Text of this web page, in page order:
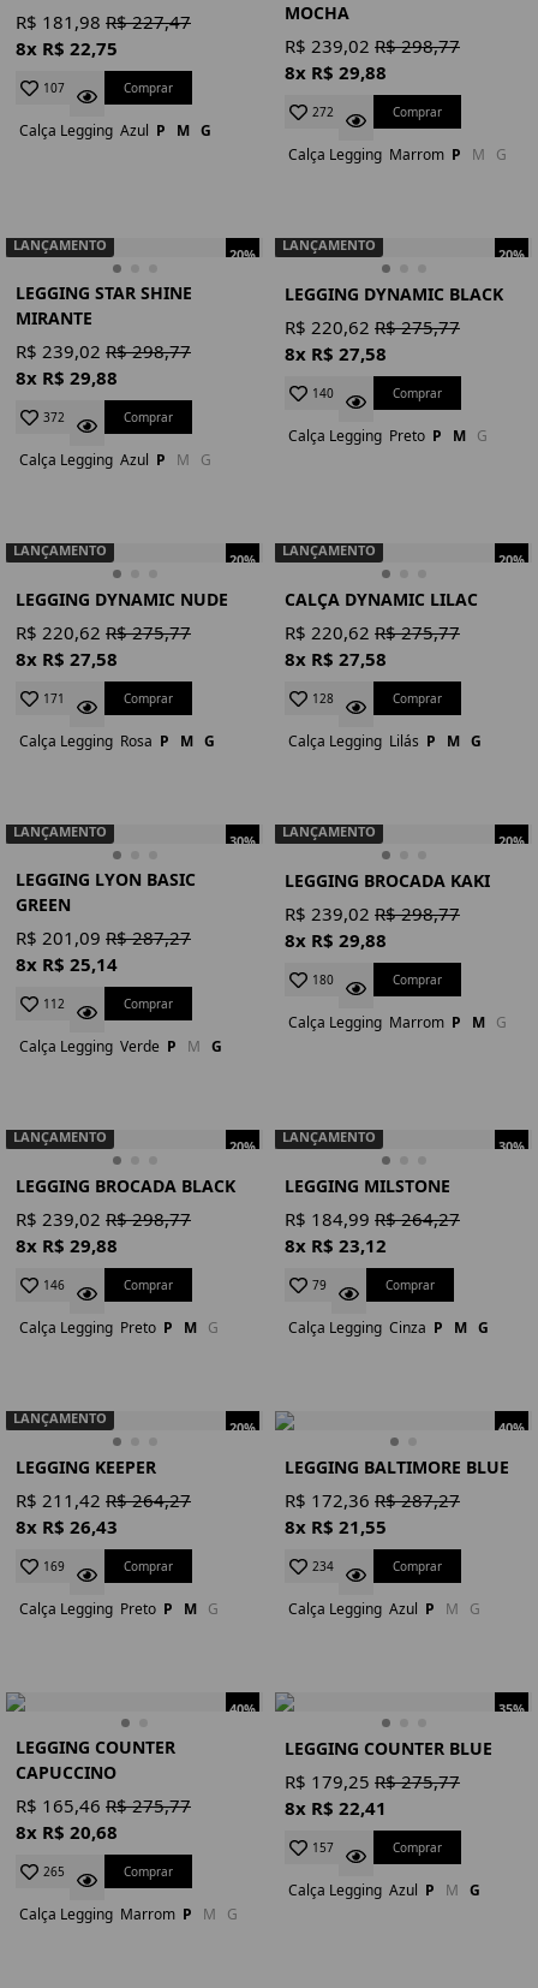
R$ 181,98 R$ 227,47
8x R$ 22,75
107 Comprar
Calça Legging Azul P M G
MOCHA
R$ 239,02 R$ 298,77
8x R$ 29,88
272 Comprar
Calça Legging Marrom P M G
20%
LANÇAMENTO
LEGGING STAR SHINE
MIRANTE
R$ 239,02 R$ 298,77
8x R$ 29,88
372 Comprar
Calça Legging Azul P M G
20%
LANÇAMENTO
LEGGING DYNAMIC BLACK
R$ 220,62 R$ 275,77
8x R$ 27,58
140 Comprar
Calça Legging Preto P M G
20%
LANÇAMENTO
LEGGING DYNAMIC NUDE
R$ 220,62 R$ 275,77
8x R$ 27,58
171 Comprar
Calça Legging Rosa P M G
20%
LANÇAMENTO
CALÇA DYNAMIC LILAC
R$ 220,62 R$ 275,77
8x R$ 27,58
128 Comprar
Calça Legging Lilás P M G
30%
LANÇAMENTO
LEGGING LYON BASIC
GREEN
R$ 201,09 R$ 287,27
8x R$ 25,14
112 Comprar
Calça Legging Verde P M G
20%
LANÇAMENTO
LEGGING BROCADA KAKI
R$ 239,02 R$ 298,77
8x R$ 29,88
180 Comprar
Calça Legging Marrom P M G
20%
LANÇAMENTO
LEGGING BROCADA BLACK
R$ 239,02 R$ 298,77
8x R$ 29,88
146 Comprar
Calça Legging Preto P M G
30%
LANÇAMENTO
LEGGING MILSTONE
R$ 184,99 R$ 264,27
8x R$ 23,12
79 Comprar
Calça Legging Cinza P M G
20%
LANÇAMENTO
LEGGING KEEPER
R$ 211,42 R$ 264,27
8x R$ 26,43
169 Comprar
Calça Legging Preto P M G
40%
LEGGING BALTIMORE BLUE
R$ 172,36 R$ 287,27
8x R$ 21,55
234 Comprar
Calça Legging Azul P M G
40%
LEGGING COUNTER
CAPUCCINO
R$ 165,46 R$ 275,77
8x R$ 20,68
265 Comprar
Calça Legging Marrom P M G
35%
LEGGING COUNTER BLUE
R$ 179,25 R$ 275,77
8x R$ 22,41
157 Comprar
Calça Legging Azul P M G